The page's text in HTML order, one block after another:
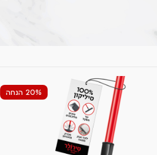
20% הנחה